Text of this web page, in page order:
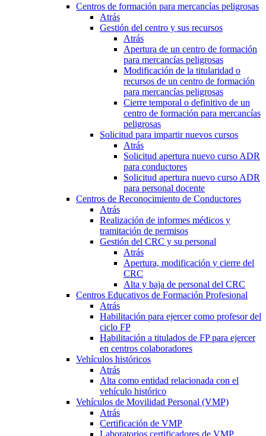
Centros de formación para mercancías peligrosas
Atrás
Gestión del centro y sus recursos
Atrás
Apertura de un centro de formación
para mercancías peligrosas
Modificación de la titularidad o
recursos de un centro de formación
para mercancías peligrosas
Cierre temporal o definitivo de un
centro de formación para mercancías
peligrosas
Solicitud para impartir nuevos cursos
Atrás
Solicitud apertura nuevo curso ADR
para conductores
Solicitud apertura nuevo curso ADR
para personal docente
Centros de Reconocimiento de Conductores
Atrás
Realización de informes médicos y
tramitación de permisos
Gestión del CRC y su personal
Atrás
Apertura, modificación y cierre del
CRC
Alta y baja de personal del CRC
Centros Educativos de Formación Profesional
Atrás
Habilitación para ejercer como profesor del
ciclo FP
Habilitación a titulados de FP para ejercer
en centros colaboradores
Vehículos históricos
Atrás
Alta como entidad relacionada con el
vehículo histórico
Vehículos de Movilidad Personal (VMP)
Atrás
Certificación de VMP